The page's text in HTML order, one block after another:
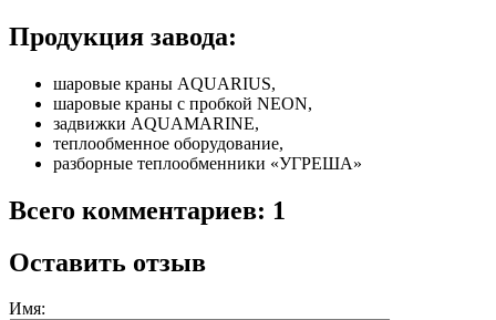
Продукция завода:
шаровые краны AQUARIUS,
шаровые краны с пробкой NEON,
задвижки AQUAMARINЕ,
теплообменное оборудование,
разборные теплообменники «УГРЕША»
Всего комментариев: 1
Оставить отзыв
Имя: